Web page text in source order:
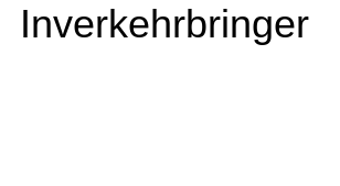
Inverkehrbringer